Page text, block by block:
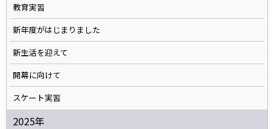
教育実習
新年度がはじまりました
新生活を迎えて
開幕に向けて
スケート実習
2025年